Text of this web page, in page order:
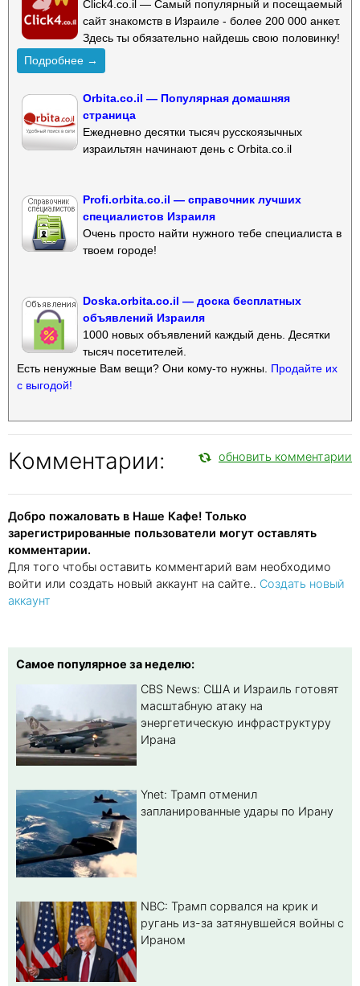
Click4.co.il — Самый популярный и посещаемый
сайт знакомств в Израиле - более 200 000 анкет.
Здесь ты обязательно найдешь свою половинку!
Подробнее →
Orbita.co.il — Популярная домашняя
страница
Ежедневно десятки тысяч русскоязычных
израильтян начинают день с Orbita.co.il
Profi.orbita.co.il — справочник лучших
специалистов Израиля
Очень просто найти нужного тебе специалиста в
твоем городе!
Doska.orbita.co.il — доска бесплатных
объявлений Израиля
1000 новых объявлений каждый день. Десятки
тысяч посетителей.
Есть ненужные Вам вещи? Они кому-то нужны. Продайте их
с выгодой!
Комментарии: обновить комментарии
Добро пожаловать в Наше Кафе! Только
зарегистрированные пользователи могут оставлять
комментарии.
Для того чтобы оставить комментарий вам необходимо
войти или создать новый аккаунт на сайте.. Создать новый
аккаунт
Самое популярное за неделю:
CBS News: США и Израиль готовят
масштабную атаку на
энергетическую инфраструктуру
Ирана
Ynet: Трамп отменил
запланированные удары по Ирану
NBC: Трамп сорвался на крик и
ругань из-за затянувшейся войны с
Ираном